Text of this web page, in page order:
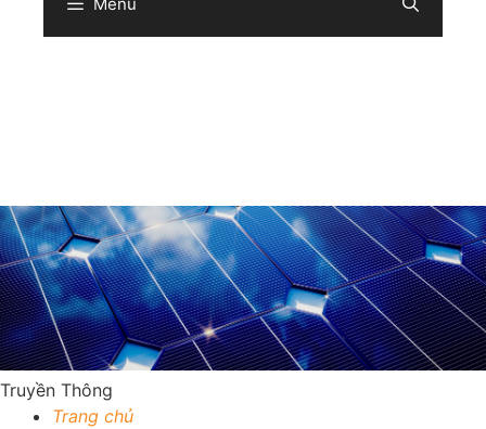
Truyền Thông
Trang chủ